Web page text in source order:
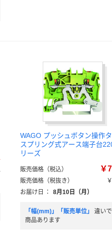
WAGO プッシュボタン操作
スプリング式アース端子台
リーズ
販売価格（税込） ￥
販売価格（税抜き）
お届け日
： 8月10日（月）
「幅(mm)」「販売単位」 違い
商品あります